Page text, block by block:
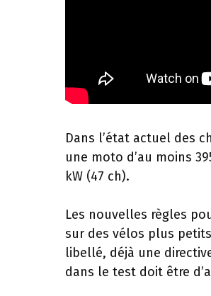
Dans l’état actuel des
une moto d’au moins
kW (47 ch).
Les nouvelles règles
sur des vélos plus
libellé, déjà une
dans le test doit être